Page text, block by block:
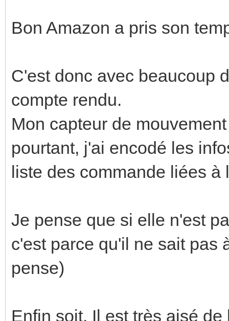
Bon Amazon a pris son
C'est donc avec beaucoup
compte rendu.
Mon capteur de
pourtant, j'ai encodé les
liste des commande liées à
Je pense que si elle n'est
c'est parce qu'il ne sait pas
pense)
Enfin soit. Il est très aisé